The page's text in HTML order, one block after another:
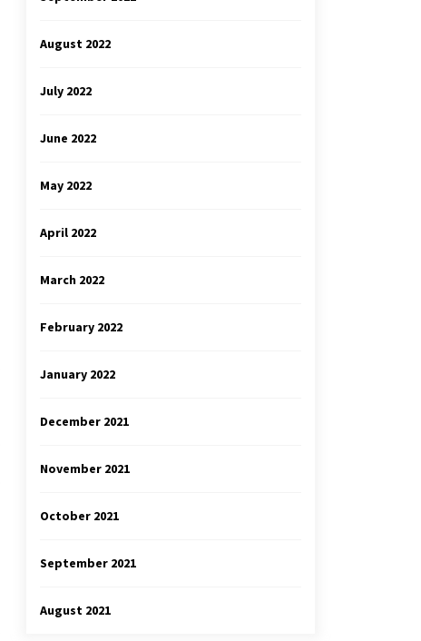
August 2022
July 2022
June 2022
May 2022
April 2022
March 2022
February 2022
January 2022
December 2021
November 2021
October 2021
September 2021
August 2021